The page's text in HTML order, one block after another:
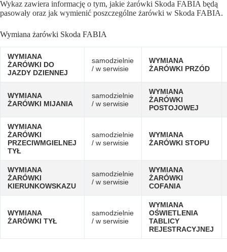
Wykaz zawiera informację o tym, jakie żarówki Skoda FABIA będą
pasowały oraz jak wymienić poszczególne żarówki w Skoda FABIA.
Wymiana żarówki Skoda FABIA
WYMIANA
ŻARÓWKI DO
JAZDY DZIENNEJ
samodzielnie
/ w serwisie
WYMIANA
ŻARÓWKI PRZÓD
WYMIANA
ŻARÓWKI MIJANIA
samodzielnie
/ w serwisie
WYMIANA
ŻARÓWKI
POSTOJOWEJ
WYMIANA
ŻARÓWKI
PRZECIWMGIELNEJ
TYŁ
samodzielnie
/ w serwisie
WYMIANA
ŻARÓWKI STOPU
WYMIANA
ŻARÓWKI
KIERUNKOWSKAZU
samodzielnie
/ w serwisie
WYMIANA
ŻARÓWKI
COFANIA
WYMIANA
ŻARÓWKI TYŁ
samodzielnie
/ w serwisie
WYMIANA
OŚWIETLENIA
TABLICY
REJESTRACYJNEJ